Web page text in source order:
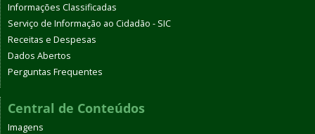
Informações Classificadas
Serviço de Informação ao Cidadão - SIC
Receitas e Despesas
Dados Abertos
Perguntas Frequentes
Central de Conteúdos
Imagens